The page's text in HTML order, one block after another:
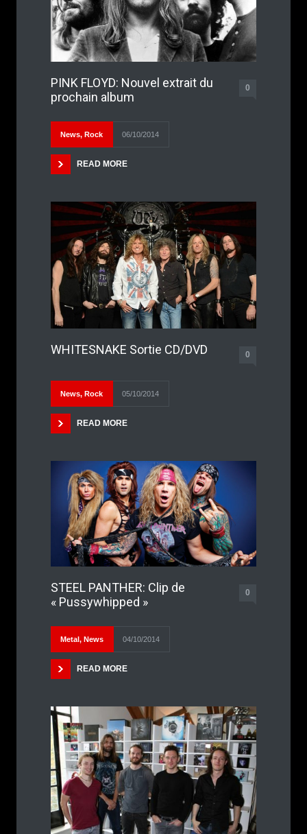
PINK FLOYD: Nouvel extrait du
prochain album
0
News, Rock 06/10/2014
READ MORE
WHITESNAKE Sortie CD/DVD 0
News, Rock 05/10/2014
READ MORE
STEEL PANTHER: Clip de
« Pussywhipped »
0
Metal, News 04/10/2014
READ MORE